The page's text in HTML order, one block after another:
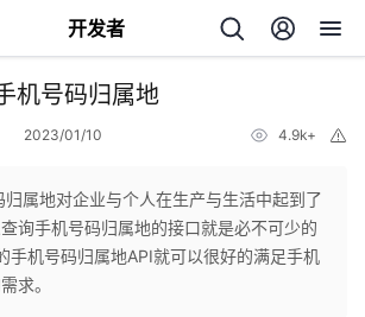
开发者
机号码归属地
2023/01/10 4.9k+
归属地对企业与个人在生产与生活中起到了
询手机号码归属地的接口就是必不可少的
手机号码归属地API就可以很好的满足手机
求。